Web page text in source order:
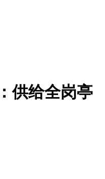
供给全岗亭